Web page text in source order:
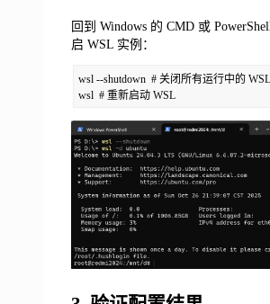
回到 Windows 的 CMD 或
启 WSL 实例：
wsl --shutdown  # 关闭所有运行中的
wsl  # 重新启动 WSL